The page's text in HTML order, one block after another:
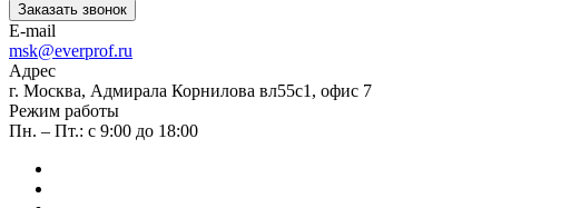
Заказать звонок
E-mail
msk@everprof.ru
Адрес
г. Москва, Адмирала Корнилова вл55с1, офис 7
Режим работы
Пн. – Пт.: с 9:00 до 18:00